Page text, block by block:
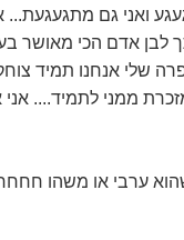
ואני גם מתגעגעת...
לבן אדם הכי מאושר
שלי אנחנו תמיד
ממני לתמיד....
ערבי או משהו